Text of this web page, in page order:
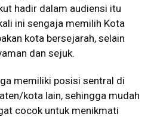
hadir dalam audiensi itu
ini sengaja memilih Kota
kota bersejarah, selain
dan sejuk.
memiliki posisi sentral di
kota lain, sehingga mudah
cocok untuk menikmati